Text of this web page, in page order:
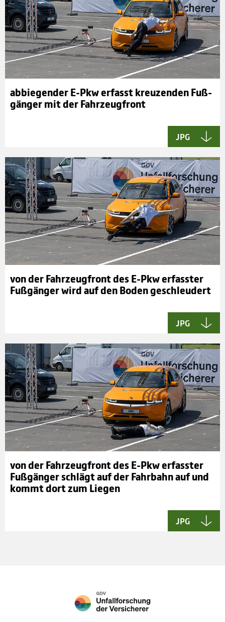
abbie­gen­der E-Pkw erfasst kreu­zen­den Fuß­
gän­ger mit der Fahr­zeug­front
JPG
von der Fahr­zeug­front des E-Pkw erfas­s­ter
Fuß­gän­ger wird auf den Boden geschleu­dert
JPG
von der Fahr­zeug­front des E-Pkw erfas­s­ter
Fuß­gän­ger schlägt auf der Fahr­bahn auf und
kommt dort zum Lie­gen
JPG